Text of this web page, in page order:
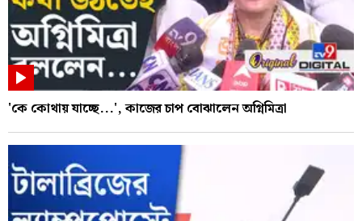
'কে কোথায় যাচ্ছে...', কাজের চাপ বোঝালেন অগ্নিমিত্রা